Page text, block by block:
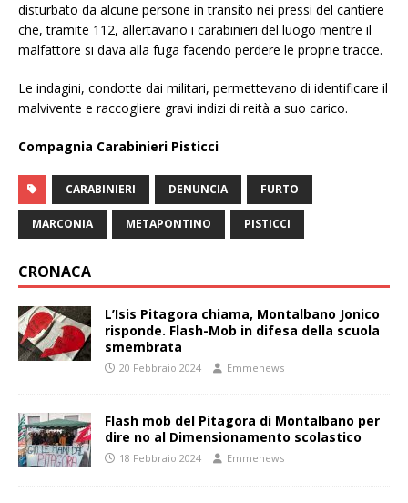
disturbato da alcune persone in transito nei pressi del cantiere
che, tramite 112, allertavano i carabinieri del luogo mentre il
malfattore si dava alla fuga facendo perdere le proprie tracce.
Le indagini, condotte dai militari, permettevano di identificare il
malvivente e raccogliere gravi indizi di reità a suo carico.
Compagnia Carabinieri Pisticci
CARABINIERI DENUNCIA FURTO
MARCONIA METAPONTINO PISTICCI
CRONACA
L’Isis Pitagora chiama, Montalbano Jonico
risponde. Flash-Mob in difesa della scuola
smembrata
20 Febbraio 2024 Emmenews
Flash mob del Pitagora di Montalbano per
dire no al Dimensionamento scolastico
18 Febbraio 2024 Emmenews